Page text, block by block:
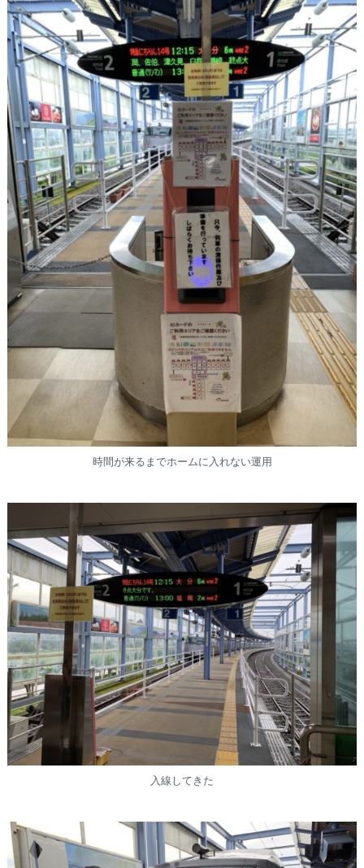
時間が来るまでホームに入れない運用
入線してきた